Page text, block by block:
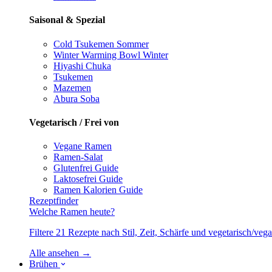
Saisonal & Spezial
Cold Tsukemen Sommer
Winter Warming Bowl Winter
Hiyashi Chuka
Tsukemen
Mazemen
Abura Soba
Vegetarisch / Frei von
Vegane Ramen
Ramen-Salat
Glutenfrei Guide
Laktosefrei Guide
Ramen Kalorien Guide
Rezeptfinder
Welche Ramen heute?
Filtere 21 Rezepte nach Stil, Zeit, Schärfe und vegetarisch/
Alle ansehen →
Brühen